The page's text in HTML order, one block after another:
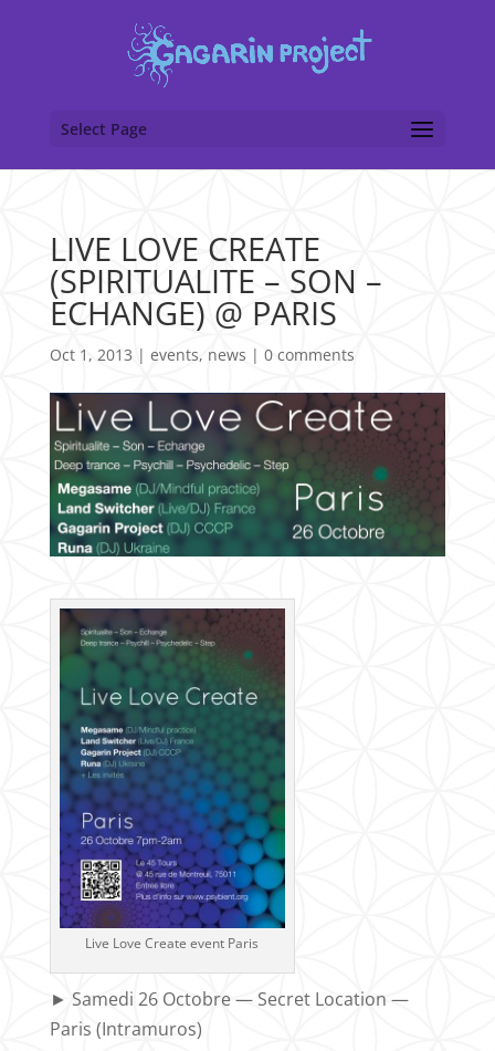
Select Page
LIVE LOVE CREATE
(SPIRITUALITE – SON –
ECHANGE) @ PARIS
Oct 1, 2013| events, news | 0 comments
Live Love Create event Paris
► Samedi 26 Octobre — Secret Location —
Paris (Intramuros)